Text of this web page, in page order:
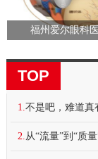
福州爱尔眼科
TOP
1.不是吧，难道真
2.从“流量”到“质